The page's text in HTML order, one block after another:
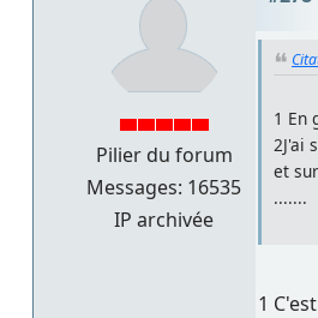
Pilier du forum
Messages: 16535
IP archivée
1 En
2J'ai
et
.......
1